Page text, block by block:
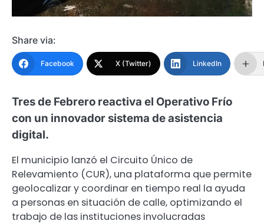
Share via:
Facebook X (Twitter) LinkedIn
Tres de Febrero reactiva el Operativo Frío
con un innovador sistema de asistencia
digital.
El municipio lanzó el Circuito Único de
Relevamiento (CUR), una plataforma que permite
geolocalizar y coordinar en tiempo real la ayuda
a personas en situación de calle, optimizando el
trabajo de las instituciones involucradas